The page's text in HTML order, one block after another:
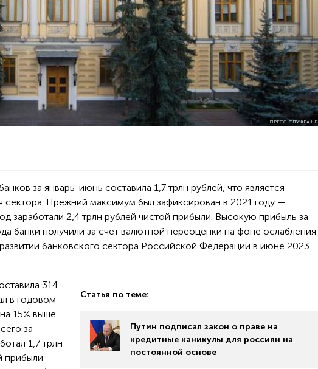
ПРЕСС-СЛУЖБА ЦБ
за январь-июнь составила 1,7 трлн рублей, что является
сектора. Прежний максимум был зафиксирован в 2021 году —
заработали 2,4 трлн рублей чистой прибыли. Высокую прибыль за
банки получили за счет валютной переоценки на фоне ослабления
банковского сектора Российской Федерации в июне 2023
Статья по теме:
Путин подписал закон о праве на
кредитные каникулы для россиян на
постоянной основе
314
в годовом
15% выше
за
1,7 трлн
прибыли